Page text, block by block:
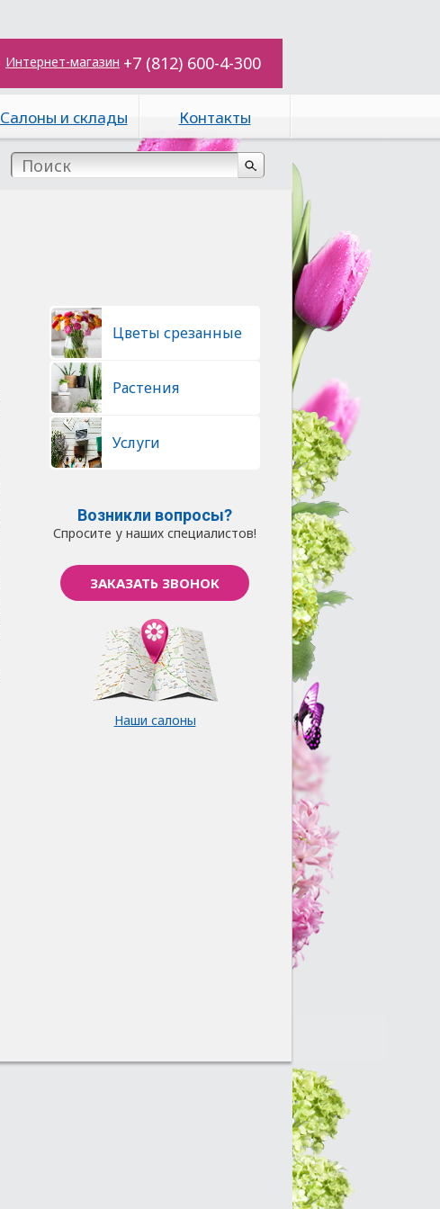
Интернет-магазин +7 (812) 600-4-300
Салоны и склады Контакты
Цветы срезанные
Растения
Услуги
Возникли вопросы?
Спросите у наших специалистов!
ЗАКАЗАТЬ ЗВОНОК
Наши салоны